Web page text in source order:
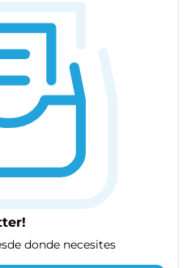
donde necesites